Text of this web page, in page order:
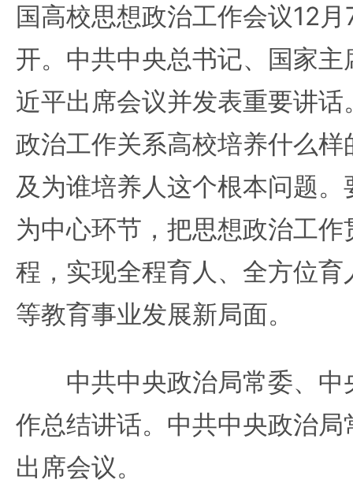
国高校思想政治工作会议12
开。中共中央总书记、国家
近平出席会议并发表重要讲
政治工作关系高校培养什么
及为谁培养人这个根本问题
为中心环节，把思想政治工
程，实现全程育人、全方位
等教育事业发展新局面。
中共中央政治局常委、中
作总结讲话。中共中央政治
出席会议。